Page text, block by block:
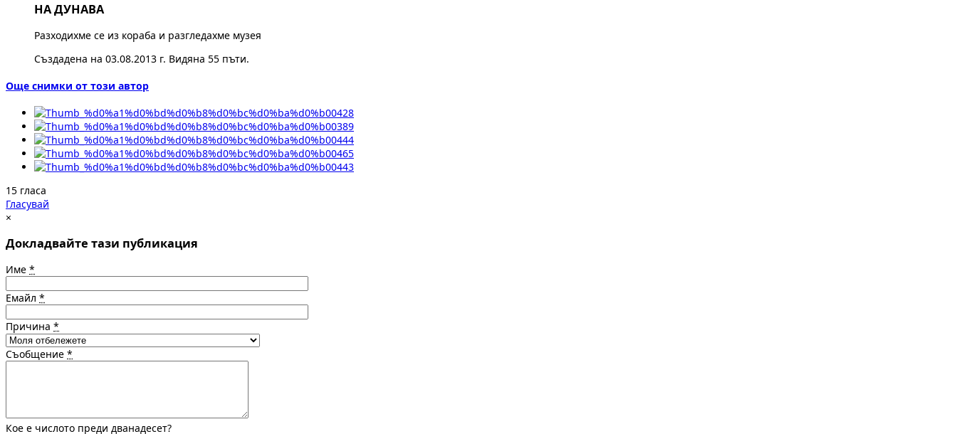
НА ДУНАВА
Разходихме се из кораба и разгледахме музея
Създадена на 03.08.2013 г. Видяна 55 пъти.
Още снимки от този автор
15 гласа
Гласувай
×
Докладвайте тази публикация
Име *
Емайл *
Причина *
Съобщение *
Кое е числото преди дванадесет?